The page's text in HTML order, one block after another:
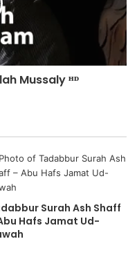
Mussaly ᴴᴰ
Surah Ash Shaff
Hafs Jamat Ud-